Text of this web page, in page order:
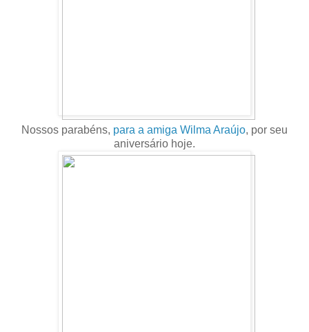
Nossos parabéns, para a amiga Wilma Araújo, por seu
aniversário hoje.